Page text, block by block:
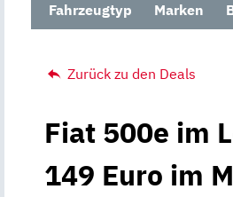
Fahrzeugtyp Marken
Zurück zu den Deals
Fiat 500e im
149 Euro im